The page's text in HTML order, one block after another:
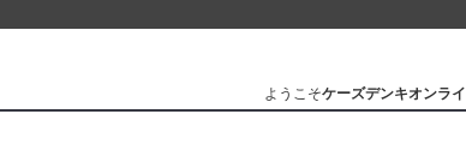
ようこそケーズデンキオンラ